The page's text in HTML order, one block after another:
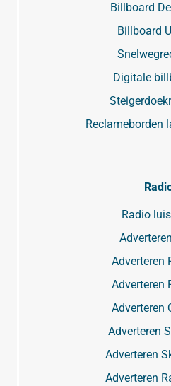
Billboard
Billboard
Digitale
Reclameborden
Radio
Adverteren
Adverteren
Adverteren
Adverteren
Adverteren
Adverteren